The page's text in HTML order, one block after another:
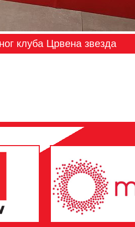
клуба Црвена звезда